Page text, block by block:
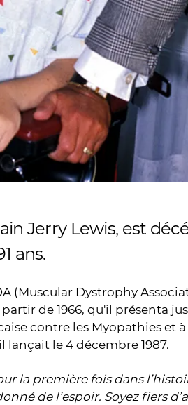
Jerry Lewis, est
ans.
(Muscular Dystrophy
de 1966, qu'il présenta
contre les Myopathies et
lançait le 4 décembre 1987.
la première fois dans
de l’espoir. Soyez fiers